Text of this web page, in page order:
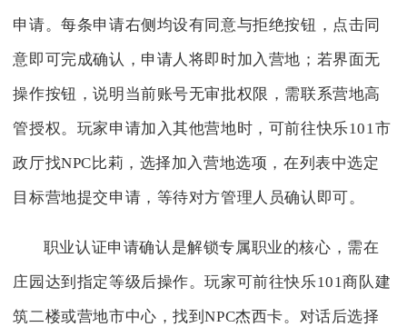
申请。每条申请右侧均设有同意与拒绝按钮，点击同
意即可完成确认，申请人将即时加入营地；若界面无
操作按钮，说明当前账号无审批权限，需联系营地高
管授权。玩家申请加入其他营地时，可前往快乐101市
政厅找NPC比莉，选择加入营地选项，在列表中选定
目标营地提交申请，等待对方管理人员确认即可。
职业认证申请确认是解锁专属职业的核心，需在
庄园达到指定等级后操作。玩家可前往快乐101商队建
筑二楼或营地市中心，找到NPC杰西卡。对话后选择